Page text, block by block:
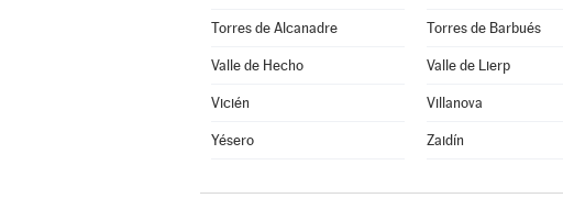
Torres de Alcanadre Torres de Barbués
Valle de Hecho Valle de Lierp
Vicién Villanova
Yésero Zaidín